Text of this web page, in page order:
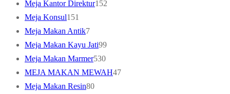
products
Meja Kantor Direktur152
Meja Konsul151
products
Meja Makan Antik77
products
Meja Makan Kayu Jati9999
Meja Makan Marmer530530
products
MEJA MAKAN MEWAH4747
Meja Makan Resin8080